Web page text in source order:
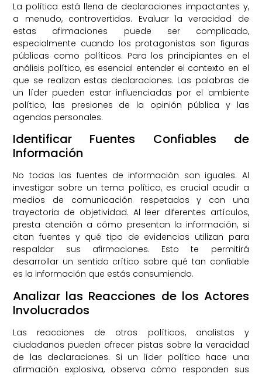
La política está llena de declaraciones impactantes y,
a menudo, controvertidas. Evaluar la veracidad de
estas afirmaciones puede ser complicado,
especialmente cuando los protagonistas son figuras
públicas como políticos. Para los principiantes en el
análisis político, es esencial entender el contexto en el
que se realizan estas declaraciones. Las palabras de
un líder pueden estar influenciadas por el ambiente
político, las presiones de la opinión pública y las
agendas personales.
Identificar Fuentes Confiables de
Información
No todas las fuentes de información son iguales. Al
investigar sobre un tema político, es crucial acudir a
medios de comunicación respetados y con una
trayectoria de objetividad. Al leer diferentes artículos,
presta atención a cómo presentan la información, si
citan fuentes y qué tipo de evidencias utilizan para
respaldar sus afirmaciones. Esto te permitirá
desarrollar un sentido crítico sobre qué tan confiable
es la información que estás consumiendo.
Analizar las Reacciones de los Actores
Involucrados
Las reacciones de otros políticos, analistas y
ciudadanos pueden ofrecer pistas sobre la veracidad
de las declaraciones. Si un líder político hace una
afirmación explosiva, observa cómo responden sus